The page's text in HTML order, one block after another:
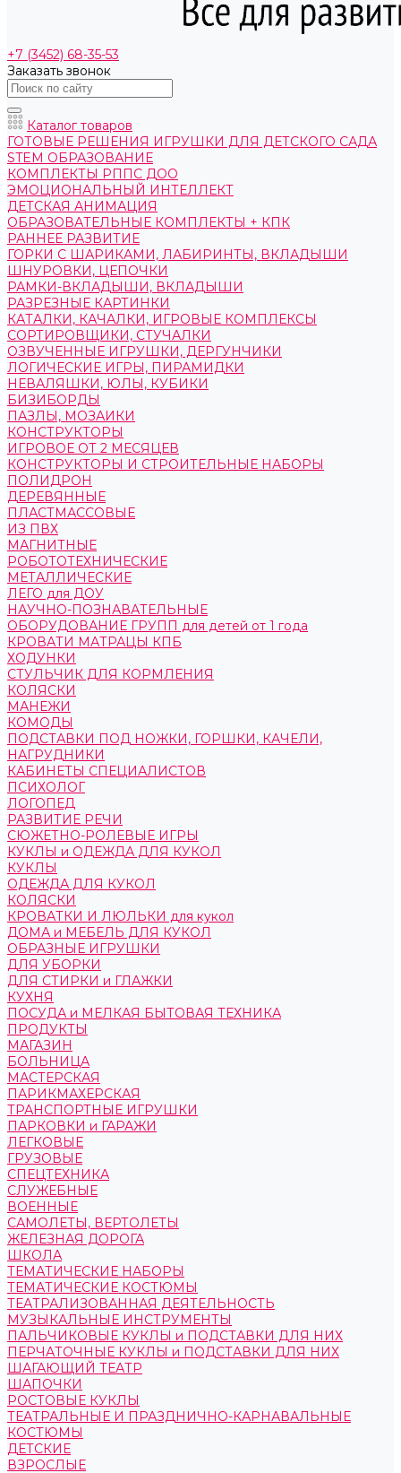
+7 (3452) 68-35-53
Заказать звонок
Каталог товаров
ГОТОВЫЕ РЕШЕНИЯ ИГРУШКИ ДЛЯ ДЕТСКОГО САДА
STEM ОБРАЗОВАНИЕ
КОМПЛЕКТЫ РППС ДОО
ЭМОЦИОНАЛЬНЫЙ ИНТЕЛЛЕКТ
ДЕТСКАЯ АНИМАЦИЯ
ОБРАЗОВАТЕЛЬНЫЕ КОМПЛЕКТЫ + КПК
РАННЕЕ РАЗВИТИЕ
ГОРКИ С ШАРИКАМИ, ЛАБИРИНТЫ, ВКЛАДЫШИ
ШНУРОВКИ, ЦЕПОЧКИ
РАМКИ-ВКЛАДЫШИ, ВКЛАДЫШИ
РАЗРЕЗНЫЕ КАРТИНКИ
КАТАЛКИ, КАЧАЛКИ, ИГРОВЫЕ КОМПЛЕКСЫ
СОРТИРОВЩИКИ, СТУЧАЛКИ
ОЗВУЧЕННЫЕ ИГРУШКИ, ДЕРГУНЧИКИ
ЛОГИЧЕСКИЕ ИГРЫ, ПИРАМИДКИ
НЕВАЛЯШКИ, ЮЛЫ, КУБИКИ
БИЗИБОРДЫ
ПАЗЛЫ, МОЗАИКИ
КОНСТРУКТОРЫ
ИГРОВОЕ ОТ 2 МЕСЯЦЕВ
КОНСТРУКТОРЫ И СТРОИТЕЛЬНЫЕ НАБОРЫ
ПОЛИДРОН
ДЕРЕВЯННЫЕ
ПЛАСТМАССОВЫЕ
ИЗ ПВХ
МАГНИТНЫЕ
РОБОТОТЕХНИЧЕСКИЕ
МЕТАЛЛИЧЕСКИЕ
ЛЕГО для ДОУ
НАУЧНО-ПОЗНАВАТЕЛЬНЫЕ
ОБОРУДОВАНИЕ ГРУПП для детей от 1 года
КРОВАТИ МАТРАЦЫ КПБ
ХОДУНКИ
СТУЛЬЧИК ДЛЯ КОРМЛЕНИЯ
КОЛЯСКИ
МАНЕЖИ
КОМОДЫ
ПОДСТАВКИ ПОД НОЖКИ, ГОРШКИ, КАЧЕЛИ,
НАГРУДНИКИ
КАБИНЕТЫ СПЕЦИАЛИСТОВ
ПСИХОЛОГ
ЛОГОПЕД
РАЗВИТИЕ РЕЧИ
СЮЖЕТНО-РОЛЕВЫЕ ИГРЫ
КУКЛЫ и ОДЕЖДА ДЛЯ КУКОЛ
КУКЛЫ
ОДЕЖДА ДЛЯ КУКОЛ
КОЛЯСКИ
КРОВАТКИ И ЛЮЛЬКИ для кукол
ДОМА и МЕБЕЛЬ ДЛЯ КУКОЛ
ОБРАЗНЫЕ ИГРУШКИ
ДЛЯ УБОРКИ
ДЛЯ СТИРКИ и ГЛАЖКИ
КУХНЯ
ПОСУДА и МЕЛКАЯ БЫТОВАЯ ТЕХНИКА
ПРОДУКТЫ
МАГАЗИН
БОЛЬНИЦА
МАСТЕРСКАЯ
ПАРИКМАХЕРСКАЯ
ТРАНСПОРТНЫЕ ИГРУШКИ
ПАРКОВКИ и ГАРАЖИ
ЛЕГКОВЫЕ
ГРУЗОВЫЕ
СПЕЦТЕХНИКА
СЛУЖЕБНЫЕ
ВОЕННЫЕ
САМОЛЕТЫ, ВЕРТОЛЕТЫ
ЖЕЛЕЗНАЯ ДОРОГА
ШКОЛА
ТЕМАТИЧЕСКИЕ НАБОРЫ
ТЕМАТИЧЕСКИЕ КОСТЮМЫ
ТЕАТРАЛИЗОВАННАЯ ДЕЯТЕЛЬНОСТЬ
МУЗЫКАЛЬНЫЕ ИНСТРУМЕНТЫ
ПАЛЬЧИКОВЫЕ КУКЛЫ и ПОДСТАВКИ ДЛЯ НИХ
ПЕРЧАТОЧНЫЕ КУКЛЫ и ПОДСТАВКИ ДЛЯ НИХ
ШАГАЮЩИЙ ТЕАТР
ШАПОЧКИ
РОСТОВЫЕ КУКЛЫ
ТЕАТРАЛЬНЫЕ И ПРАЗДНИЧНО-КАРНАВАЛЬНЫЕ
КОСТЮМЫ
ДЕТСКИЕ
ВЗРОСЛЫЕ